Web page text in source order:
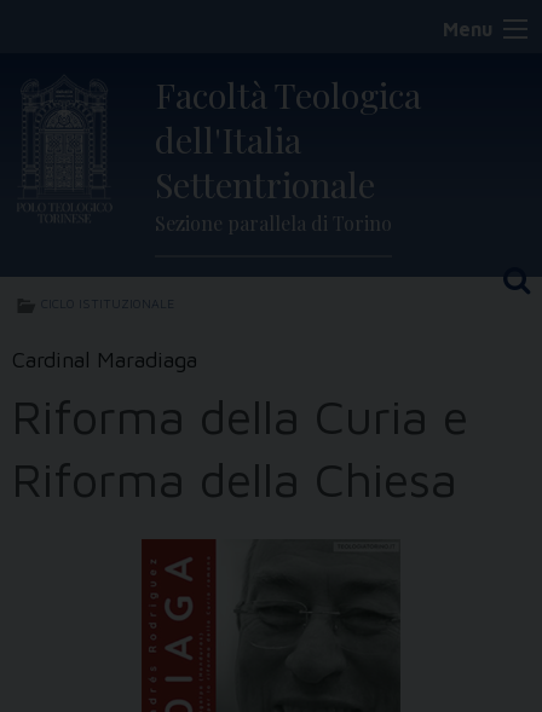
content
Menu
Facoltà Teologica
dell'Italia
Settentrionale
Sezione parallela di Torino
CICLO ISTITUZIONALE
Cardinal Maradiaga
Riforma della Curia e
Riforma della Chiesa